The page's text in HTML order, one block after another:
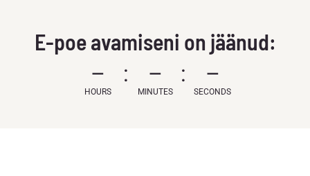
E-poe avamiseni on jäänud:
–
HOURS
–
MINUTES
–
SECONDS